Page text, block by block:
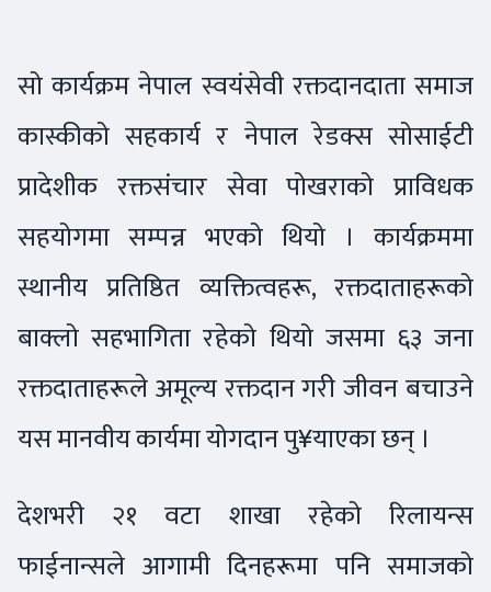
सो कार्यक्रम नेपाल स्वयंसेवी रक्तदानदाता समाज
कास्कीको सहकार्य र नेपाल रेडक्स सोसाईटी
प्रादेशीक रक्तसंचार सेवा पोखराको प्राविधक
सहयोगमा सम्पन्न भएको थियो । कार्यक्रममा
स्थानीय प्रतिष्ठित व्यक्तित्वहरू, रक्तदाताहरूको
बाक्लो सहभागिता रहेको थियो जसमा ६३ जना
रक्तदाताहरूले अमूल्य रक्तदान गरी जीवन बचाउने
यस मानवीय कार्यमा योगदान पु¥याएका छन् ।
देशभरी २१ वटा शाखा रहेको रिलायन्स
फाईनान्सले आगामी दिनहरूमा पनि समाजको